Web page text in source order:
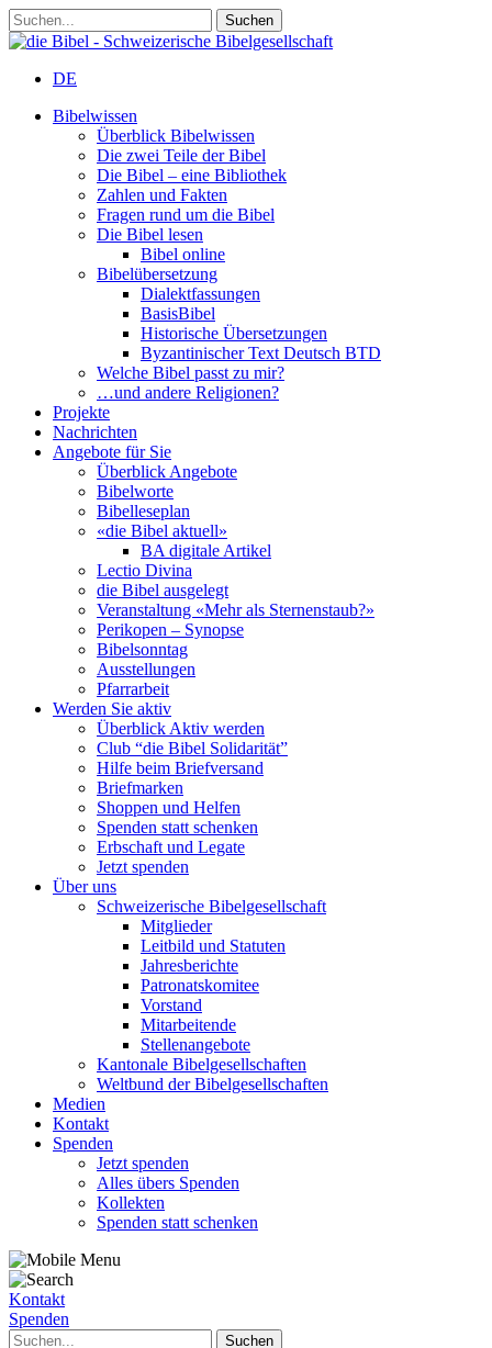
DE
Bibelwissen
Überblick Bibelwissen
Die zwei Teile der Bibel
Die Bibel – eine Bibliothek
Zahlen und Fakten
Fragen rund um die Bibel
Die Bibel lesen
Bibel online
Bibelübersetzung
Dialektfassungen
BasisBibel
Historische Übersetzungen
Byzantinischer Text Deutsch BTD
Welche Bibel passt zu mir?
…und andere Religionen?
Projekte
Nachrichten
Angebote für Sie
Überblick Angebote
Bibelworte
Bibelleseplan
«die Bibel aktuell»
BA digitale Artikel
Lectio Divina
die Bibel ausgelegt
Veranstaltung «Mehr als Sternenstaub?»
Perikopen – Synopse
Bibelsonntag
Ausstellungen
Pfarrarbeit
Werden Sie aktiv
Überblick Aktiv werden
Club “die Bibel Solidarität”
Hilfe beim Briefversand
Briefmarken
Shoppen und Helfen
Spenden statt schenken
Erbschaft und Legate
Jetzt spenden
Über uns
Schweizerische Bibelgesellschaft
Mitglieder
Leitbild und Statuten
Jahresberichte
Patronatskomitee
Vorstand
Mitarbeitende
Stellenangebote
Kantonale Bibelgesellschaften
Weltbund der Bibelgesellschaften
Medien
Kontakt
Spenden
Jetzt spenden
Alles übers Spenden
Kollekten
Spenden statt schenken
Kontakt
Spenden